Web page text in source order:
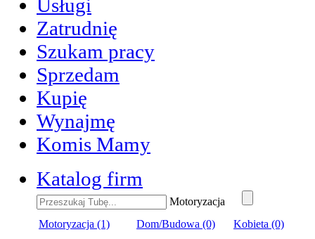
Usługi
Zatrudnię
Szukam pracy
Sprzedam
Kupię
Wynajmę
Komis Mamy
Katalog firm
Motoryzacja
Motoryzacja (1)
Dom/Budowa (0) Kobieta (0)